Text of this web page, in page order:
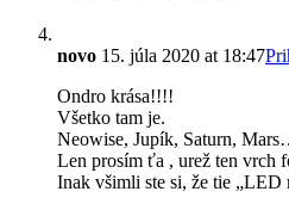
novo 15. júla 2020 at 18:47
Ondro krása!!!!
Všetko tam je.
Neowise, Jupík, Saturn,
Len prosím ťa , urež ten vrch
Inak všimli ste si, že tie „LED